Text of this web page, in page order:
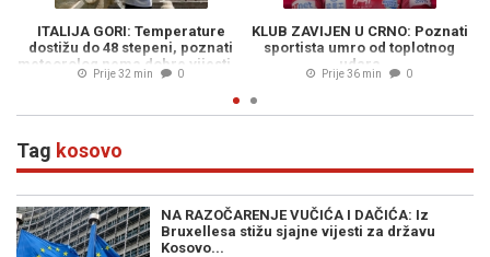
ITALIJA GORI: Temperature
dostižu do 48 stepeni, poznati
meteorolog nema dobre vijesti...
Prije 32 min 0
KLUB ZAVIJEN U CRNO: Poznati
sportista umro od toplotnog
udara
Prije 36 min 0
Tag kosovo
NA RAZOČARENJE VUČIĆA I DAČIĆA: Iz
Bruxellesa stižu sjajne vijesti za državu
Kosovo...